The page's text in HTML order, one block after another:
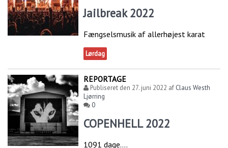
Jailbreak 2022
Fængselsmusik af allerhøjest karat
Lørdag
REPORTAGE
Publiseret den 27. juni 2022 af Claus Westh
Ljørring
0
COPENHELL 2022
1091 dage....